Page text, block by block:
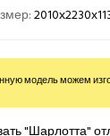
модель можем
"Шарлотта"